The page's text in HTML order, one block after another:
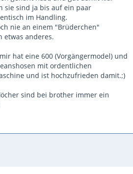
sie sind ja bis auf ein paar
im Handling.
nie an einem "Brüderchen"
etwas anderes.
hat eine 600 (Vorgängermodel) und
mit ordentlichen
und ist hochzufrieden damit.;)
sind bei brother immer ein